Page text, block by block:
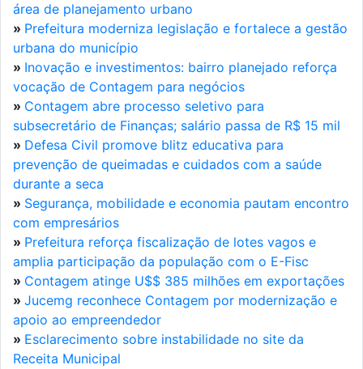
área de planejamento urbano
» Prefeitura moderniza legislação e fortalece a gestão
urbana do município
» Inovação e investimentos: bairro planejado reforça
vocação de Contagem para negócios
» Contagem abre processo seletivo para
subsecretário de Finanças; salário passa de R$ 15 mil
» Defesa Civil promove blitz educativa para
prevenção de queimadas e cuidados com a saúde
durante a seca
» Segurança, mobilidade e economia pautam encontro
com empresários
» Prefeitura reforça fiscalização de lotes vagos e
amplia participação da população com o E-Fisc
» Contagem atinge U$$ 385 milhões em exportações
» Jucemg reconhece Contagem por modernização e
apoio ao empreendedor
» Esclarecimento sobre instabilidade no site da
Receita Municipal